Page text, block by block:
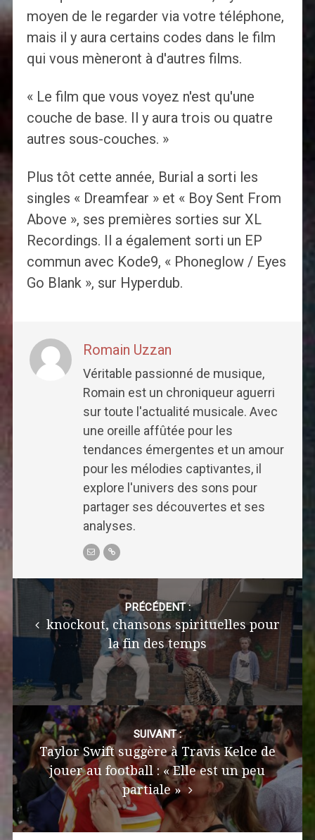
moyen de le regarder via votre téléphone,
mais il y aura certains codes dans le film
qui vous mèneront à d'autres films.
« Le film que vous voyez n'est qu'une
couche de base. Il y aura trois ou quatre
autres sous-couches. »
Plus tôt cette année, Burial a sorti les
singles « Dreamfear » et « Boy Sent From
Above », ses premières sorties sur XL
Recordings. Il a également sorti un EP
commun avec Kode9, « Phoneglow / Eyes
Go Blank », sur Hyperdub.
Romain Uzzan
Véritable passionné de musique,
Romain est un chroniqueur aguerri
sur toute l'actualité musicale. Avec
une oreille affûtée pour les
tendances émergentes et un amour
pour les mélodies captivantes, il
explore l'univers des sons pour
partager ses découvertes et ses
analyses.
Post
navigation
PRÉCÉDENT :
knockout, chansons spirituelles pour
la fin des temps
SUIVANT :
Taylor Swift suggère à Travis Kelce de
jouer au football : « Elle est un peu
partiale »